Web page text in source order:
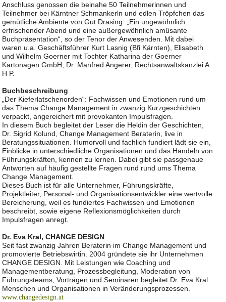
Anschluss genossen die beinahe 50 Teilnehmerinnen und
Teilnehmer bei Kärntner Schmankerln und edlen Tröpfchen das
gemütliche Ambiente von Gut Drasing. „Ein ungewöhnlich
erfrischender Abend und eine außergewöhnlich amüsante
Buchpräsentation“, so der Tenor der Anwesenden. Mit dabei
waren u.a. Geschäftsführer Kurt Lasnig (Bfi Kärnten), Elisabeth
und Wilhelm Goerner mit Tochter Katharina der Goerner
Kartonagen GmbH, Dr. Manfred Angerer, Rechtsanwaltskanzlei A
H P.
Buchbeschreibung
„Der Kieferlatschenorden“: Fachwissen und Emotionen rund um
das Thema Change Management in zwanzig Kurzgeschichten
verpackt, angereichert mit provokanten Impulsfragen.
In diesem Buch begleitet der Leser die Heldin der Geschichten,
Dr. Sigrid Kolund, Change Management Beraterin, live in
Beratungssituationen. Humorvoll und fachlich fundiert lädt sie ein,
Einblicke in unterschiedliche Organisationen und das Handeln von
Führungskräften, kennen zu lernen. Dabei gibt sie passgenaue
Antworten auf häufig gestellte Fragen rund rund ums Thema
Change Management.
Dieses Buch ist für alle Unternehmer, Führungskräfte,
Projektleiter, Personal- und Organisationsentwickler eine wertvolle
Bereicherung, weil es fundiertes Fachwissen und Emotionen
beschreibt, sowie eigene Reflexionsmöglichkeiten durch
Impulsfragen anregt.
Dr. Eva Kral, CHANGE DESIGN
Seit fast zwanzig Jahren Beraterin im Change Management und
promovierte Betriebswirtin. 2004 gründete sie ihr Unternehmen
CHANGE DESIGN. Mit Leistungen wie Coaching und
Managementberatung, Prozessbegleitung, Moderation von
Führungsteams, Vorträgen und Seminaren begleitet Dr. Eva Kral
Menschen und Organisationen in Veränderungsprozessen.
www.changedesign.at